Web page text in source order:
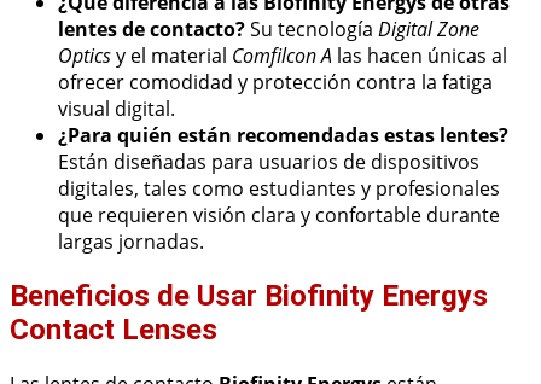
lentes de contacto?Su tecnología Digital Zone
Opticsy el material Comfilcon A las hacen únicas al
ofrecer comodidad y protección contra la fatiga
visual digital.
¿Para quién están recomendadas estas lentes?
Están diseñadas para usuarios de dispositivos
digitales, tales como estudiantes y profesionales
que requieren visión clara y confortable durante
largas jornadas.
Beneficios de Usar Biofinity Energys
Contact Lenses